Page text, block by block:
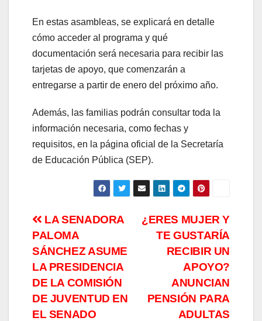
En estas asambleas, se explicará en detalle
cómo acceder al programa y qué
documentación será necesaria para recibir las
tarjetas de apoyo, que comenzarán a
entregarse a partir de enero del próximo año.
Además, las familias podrán consultar toda la
información necesaria, como fechas y
requisitos, en la página oficial de la Secretaría
de Educación Pública (SEP).
Navegación
de
entradas
¿ERES MUJER Y
TE GUSTARÍA
RECIBIR UN
APOYO?
ANUNCIAN
PENSIÓN PARA
ADULTAS
LA SENADORA
PALOMA
SÁNCHEZ ASUME
LA PRESIDENCIA
DE LA COMISIÓN
DE JUVENTUD EN
EL SENADO